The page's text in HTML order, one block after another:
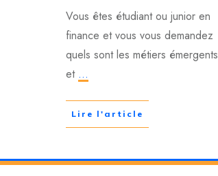
Vous êtes étudiant ou junior en
finance et vous vous demandez
quels sont les métiers émergents
et ...
Lire l'article